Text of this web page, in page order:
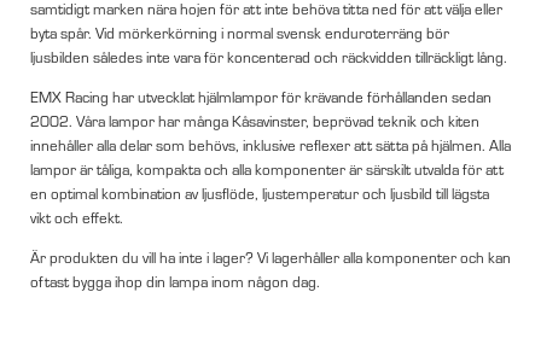
samtidigt marken nära hojen för att inte behöva titta ned för att välja eller
byta spår. Vid mörkerkörning i normal svensk enduroterräng bör
ljusbilden således inte vara för koncenterad och räckvidden tillräckligt lång.
EMX Racing har utvecklat hjälmlampor för krävande förhållanden sedan
2002. Våra lampor har många Kåsavinster, beprövad teknik och kiten
innehåller alla delar som behövs, inklusive reflexer att sätta på hjälmen. Alla
lampor är tåliga, kompakta och alla komponenter är särskilt utvalda för att
en optimal kombination av ljusflöde, ljustemperatur och ljusbild till lägsta
vikt och effekt.
Är produkten du vill ha inte i lager? Vi lagerhåller alla komponenter och kan
oftast bygga ihop din lampa inom någon dag.